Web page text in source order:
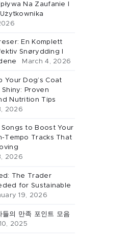
Na Zaufanie I
En Komplett
Snørydding I
March 4, 2026
Your Dog’s Coat
Proven
Nutrition Tips
2026
Songs to Boost Your
Tempo Tracks That
2026
The Trader
for Sustainable
19, 2026
의 만족 포인트 모음
2025